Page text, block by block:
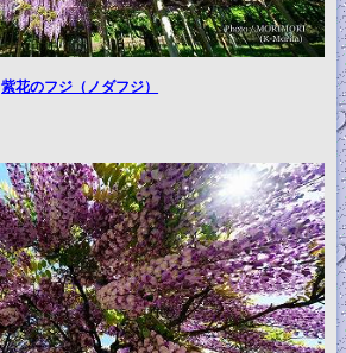
紫花のフジ（ノダフジ）